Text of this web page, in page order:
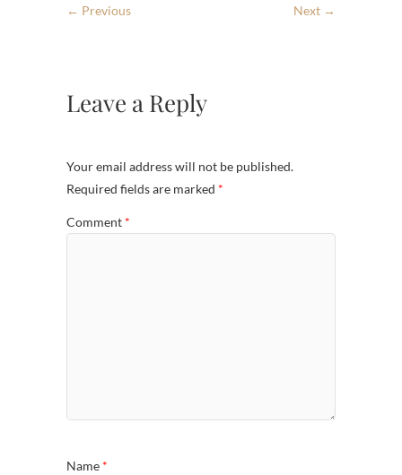
← Previous Next →
Leave a Reply
Your email address will not be published.
Required fields are marked *
Comment *
Name *